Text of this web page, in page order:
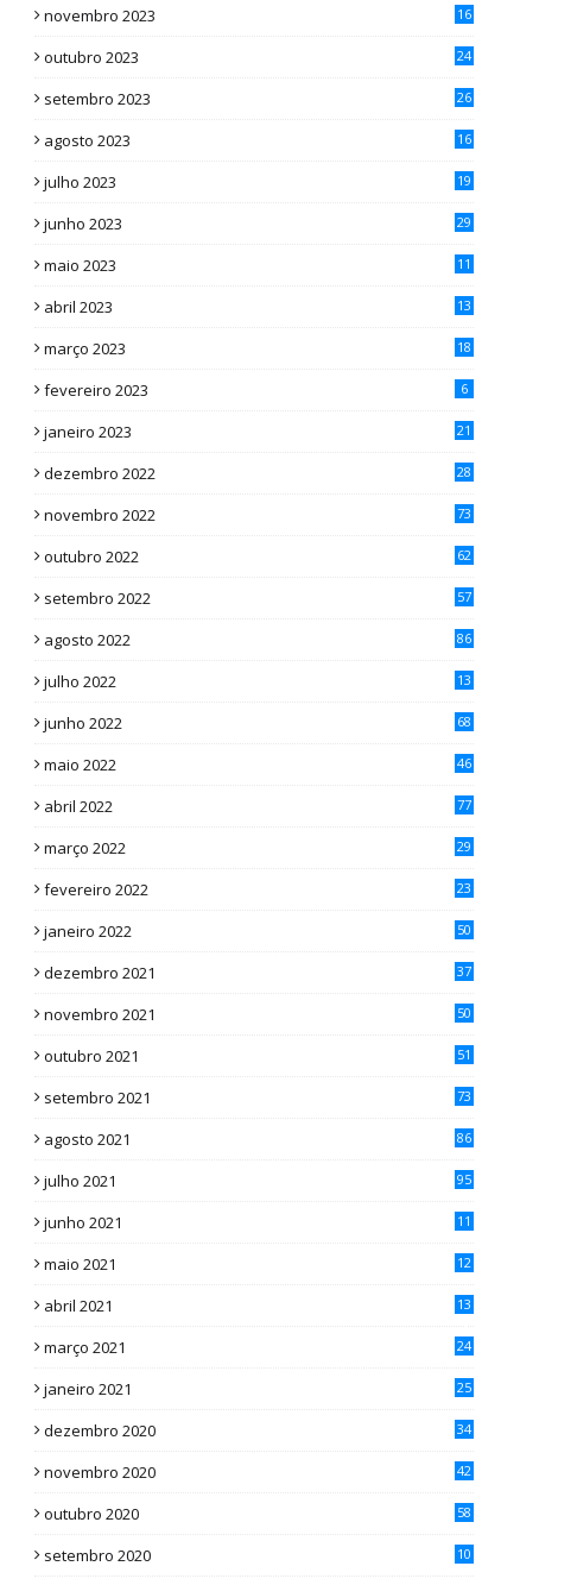
novembro 2023 16
outubro 2023 24
setembro 2023 26
agosto 2023 16
julho 2023 19
junho 2023 29
maio 2023 11
abril 2023 13
março 2023 18
fevereiro 2023 6
janeiro 2023 21
dezembro 2022 28
novembro 2022 73
outubro 2022 62
setembro 2022 57
agosto 2022 86
julho 2022
13
junho 2022 68
maio 2022 46
abril 2022 77
março 2022 29
fevereiro 2022 23
janeiro 2022 50
dezembro 2021 37
novembro 2021 50
outubro 2021 51
setembro 2021 73
agosto 2021 86
julho 2021 95
junho 2021
11
maio 2021
12
abril 2021
13
março 2021 24
janeiro 2021 25
dezembro 2020 34
novembro 2020 42
outubro 2020 58
setembro 2020
10